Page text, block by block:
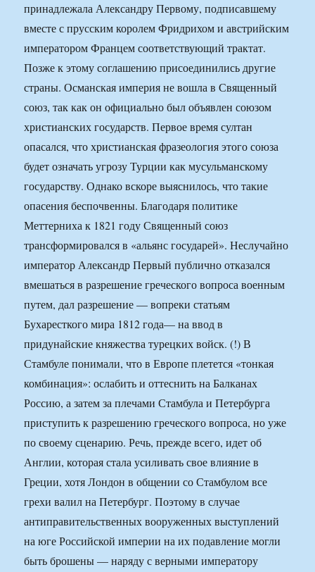
принадлежала Александру Первому, подписавшему
вместе с прусским королем Фридрихом и австрийским
императором Францем соответствующий трактат.
Позже к этому соглашению присоединились другие
страны. Османская империя не вошла в Священный
союз, так как он официально был объявлен союзом
христианских государств. Первое время султан
опасался, что христианская фразеология этого союза
будет означать угрозу Турции как мусульманскому
государству. Однако вскоре выяснилось, что такие
опасения беспочвенны. Благодаря политике
Меттерниха к 1821 году Священный союз
трансформировался в «альянс государей». Неслучайно
император Александр Первый публично отказался
вмешаться в разрешение греческого вопроса военным
путем, дал разрешение — вопреки статьям
Бухаресткого мира 1812 года— на ввод в
придунайские княжества турецких войск. (!) В
Стамбуле понимали, что в Европе плетется «тонкая
комбинация»: ослабить и оттеснить на Балканах
Россию, а затем за плечами Стамбула и Петербурга
приступить к разрешению греческого вопроса, но уже
по своему сценарию. Речь, прежде всего, идет об
Англии, которая стала усиливать свое влияние в
Греции, хотя Лондон в общении со Стамбулом все
грехи валил на Петербург. Поэтому в случае
антиправительственных вооруженных выступлений
на юге Российской империи на их подавление могли
быть брошены — наряду с верными императору